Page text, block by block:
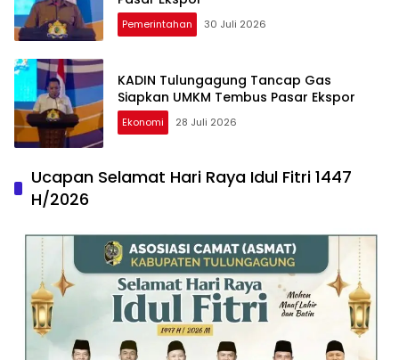
Pemerintahan 30 Juli 2026
KADIN Tulungagung Tancap Gas
Siapkan UMKM Tembus Pasar Ekspor
Ekonomi 28 Juli 2026
Ucapan Selamat Hari Raya Idul Fitri 1447
H/2026